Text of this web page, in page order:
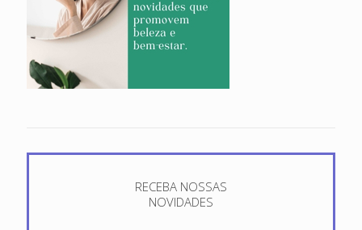
RECEBA NOSSAS
NOVIDADES